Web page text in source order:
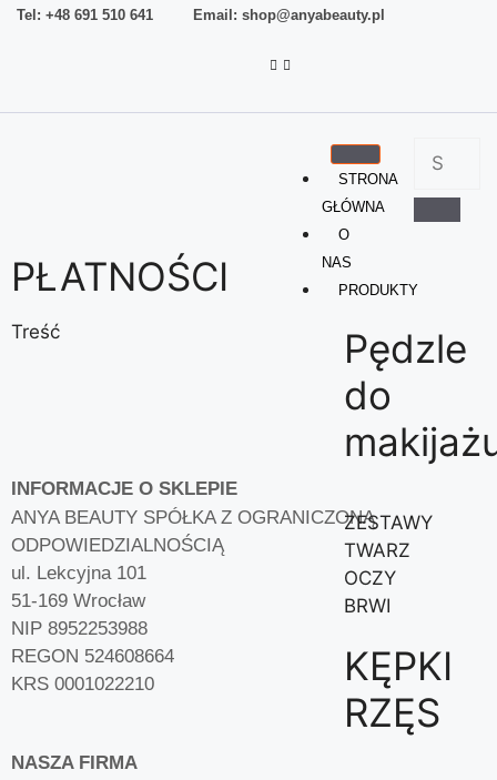
Tel: +48 691 510 641 Email: shop@anyabeauty.pl
STRONA
GŁÓWNA
O
NAS
PRODUKTY
Pędzle
do
ZESTAWY
TWARZ
OCZY
BRWI
KĘPKI
RZĘS
PŁATNOŚCI
Treść
INFORMACJE O SKLEPIE
ANYA BEAUTY SPÓŁKA Z OGRANICZONĄ
ODPOWIEDZIALNOŚCIĄ
ul. Lekcyjna 101
51-169 Wrocław
NIP 8952253988
REGON 524608664
KRS 0001022210
NASZA FIRMA